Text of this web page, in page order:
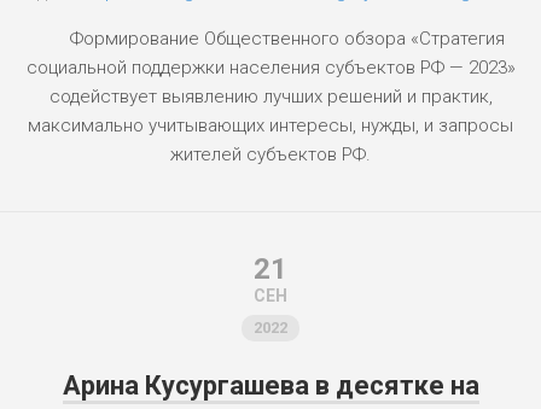
Формирование Общественного обзора «Стратегия
социальной поддержки населения субъектов РФ — 2023»
содействует выявлению лучших решений и практик,
максимально учитывающих интересы, нужды, и запросы
жителей субъектов РФ.
21
СЕН
2022
Арина Кусургашева в десятке на